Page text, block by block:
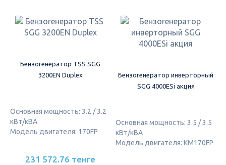
Бензогенератор TSS SGG
3200EN Duplex
Основная мощность: 3.2 / 3.2
кВт/кВА
Модель двигателя: 170FP
231 572.76 тенге
Бензогенератор инверторный
SGG 4000ESi акция
Основная мощность: 3.5 / 3.5
кВт/кВА
Модель двигателя: KM170FP